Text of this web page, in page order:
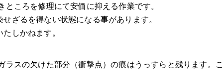
ころを修理にて安価に抑える作業です。
ざるを得ない状態になる事があります。
しかねます。
スの欠けた部分（衝撃点）の痕はうっすらと残ります。